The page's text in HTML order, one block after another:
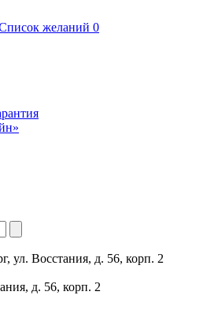
0
ул. Восстания, д. 56, корп. 2
д. 56, корп. 2